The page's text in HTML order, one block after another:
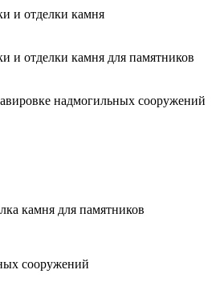
и отделки камня
и отделки камня для памятников
надмогильных сооружений
камня для памятников
сооружений